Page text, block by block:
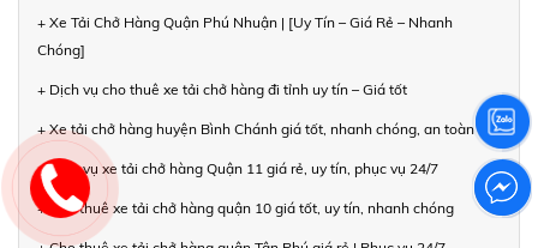
+ Xe Tải Chở Hàng Quận Phú Nhuận | [Uy Tín – Giá Rẻ – Nhanh
Chóng]
+ Dịch vụ cho thuê xe tải chở hàng đi tỉnh uy tín – Giá tốt
+ Xe tải chở hàng huyện Bình Chánh giá tốt, nhanh chóng, an toàn
+ Dịch vụ xe tải chở hàng Quận 11 giá rẻ, uy tín, phục vụ 24/7
+ Cho thuê xe tải chở hàng quận 10 giá tốt, uy tín, nhanh chóng